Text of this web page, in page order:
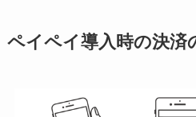
ペイペイ導入時の決済